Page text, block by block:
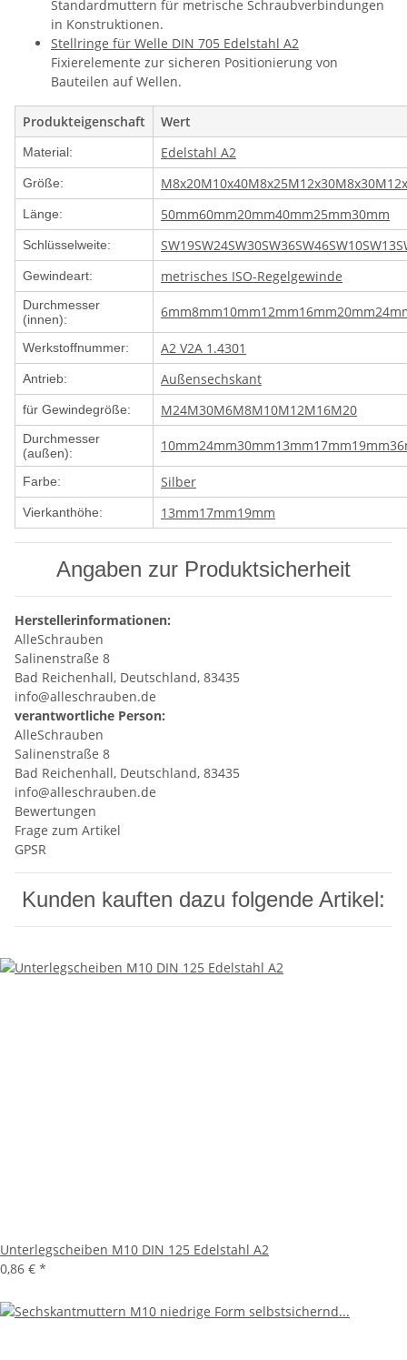
Standardmuttern für metrische Schraubverbindungen
in Konstruktionen.
Stellringe für Welle DIN 705 Edelstahl A2
Fixierelemente zur sicheren Positionierung von
Bauteilen auf Wellen.
Produkteigenschaft Wert
Material: Edelstahl A2
Größe: M8x20M10x40M8x25M12x30M8x30
Länge: 50mm60mm20mm40mm25mm30mm
Schlüsselweite: SW19SW24SW30SW36SW46SW10SW13
Gewindeart: metrisches ISO-Regelgewinde
Durchmesser
(innen):
6mm8mm10mm12mm16mm20mm
Werkstoffnummer: A2 V2A 1.4301
Antrieb: Außensechskant
für Gewindegröße: M24M30M6M8M10M12M16M20
Durchmesser
(außen):
10mm24mm30mm13mm17mm19mm
Farbe: Silber
Vierkanthöhe: 13mm17mm19mm
Angaben zur Produktsicherheit
Herstellerinformationen:
AlleSchrauben
Salinenstraße 8
Bad Reichenhall, Deutschland, 83435
info@alleschrauben.de
verantwortliche Person:
AlleSchrauben
Salinenstraße 8
Bad Reichenhall, Deutschland, 83435
info@alleschrauben.de
Bewertungen
Frage zum Artikel
GPSR
Kunden kauften dazu folgende Artikel:
Unterlegscheiben M10 DIN 125 Edelstahl A2
0,86 € *